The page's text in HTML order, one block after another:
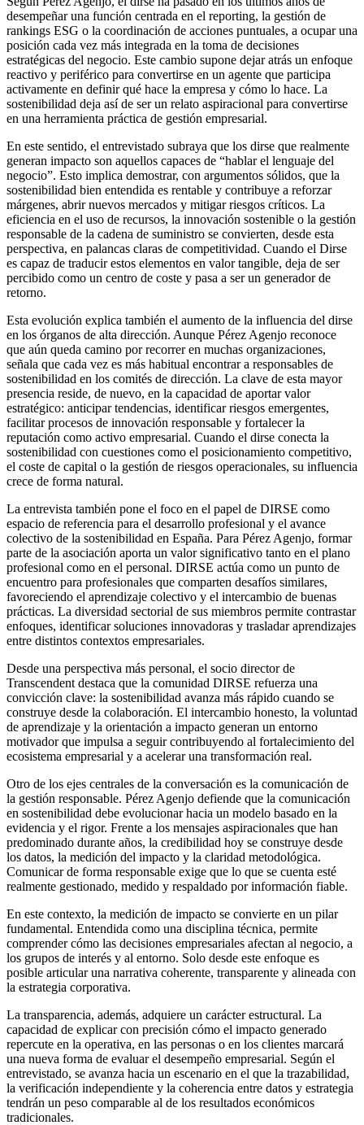
desempeñar una función centrada en el reporting, la gestión de
rankings ESG o la coordinación de acciones puntuales, a ocupar una
posición cada vez más integrada en la toma de decisiones
estratégicas del negocio. Este cambio supone dejar atrás un enfoque
reactivo y periférico para convertirse en un agente que participa
activamente en definir qué hace la empresa y cómo lo hace. La
sostenibilidad deja así de ser un relato aspiracional para convertirse
en una herramienta práctica de gestión empresarial.
En este sentido, el entrevistado subraya que los dirse que realmente
generan impacto son aquellos capaces de “hablar el lenguaje del
negocio”. Esto implica demostrar, con argumentos sólidos, que la
sostenibilidad bien entendida es rentable y contribuye a reforzar
márgenes, abrir nuevos mercados y mitigar riesgos críticos. La
eficiencia en el uso de recursos, la innovación sostenible o la gestión
responsable de la cadena de suministro se convierten, desde esta
perspectiva, en palancas claras de competitividad. Cuando el Dirse
es capaz de traducir estos elementos en valor tangible, deja de ser
percibido como un centro de coste y pasa a ser un generador de
retorno.
Esta evolución explica también el aumento de la influencia del dirse
en los órganos de alta dirección. Aunque Pérez Agenjo reconoce
que aún queda camino por recorrer en muchas organizaciones,
señala que cada vez es más habitual encontrar a responsables de
sostenibilidad en los comités de dirección. La clave de esta mayor
presencia reside, de nuevo, en la capacidad de aportar valor
estratégico: anticipar tendencias, identificar riesgos emergentes,
facilitar procesos de innovación responsable y fortalecer la
reputación como activo empresarial. Cuando el dirse conecta la
sostenibilidad con cuestiones como el posicionamiento competitivo,
el coste de capital o la gestión de riesgos operacionales, su influencia
crece de forma natural.
La entrevista también pone el foco en el papel de DIRSE como
espacio de referencia para el desarrollo profesional y el avance
colectivo de la sostenibilidad en España. Para Pérez Agenjo, formar
parte de la asociación aporta un valor significativo tanto en el plano
profesional como en el personal. DIRSE actúa como un punto de
encuentro para profesionales que comparten desafíos similares,
favoreciendo el aprendizaje colectivo y el intercambio de buenas
prácticas. La diversidad sectorial de sus miembros permite contrastar
enfoques, identificar soluciones innovadoras y trasladar aprendizajes
entre distintos contextos empresariales.
Desde una perspectiva más personal, el socio director de
Transcendent destaca que la comunidad DIRSE refuerza una
convicción clave: la sostenibilidad avanza más rápido cuando se
construye desde la colaboración. El intercambio honesto, la voluntad
de aprendizaje y la orientación a impacto generan un entorno
motivador que impulsa a seguir contribuyendo al fortalecimiento del
ecosistema empresarial y a acelerar una transformación real.
Otro de los ejes centrales de la conversación es la comunicación de
la gestión responsable. Pérez Agenjo defiende que la comunicación
en sostenibilidad debe evolucionar hacia un modelo basado en la
evidencia y el rigor. Frente a los mensajes aspiracionales que han
predominado durante años, la credibilidad hoy se construye desde
los datos, la medición del impacto y la claridad metodológica.
Comunicar de forma responsable exige que lo que se cuenta esté
realmente gestionado, medido y respaldado por información fiable.
En este contexto, la medición de impacto se convierte en un pilar
fundamental. Entendida como una disciplina técnica, permite
comprender cómo las decisiones empresariales afectan al negocio, a
los grupos de interés y al entorno. Solo desde este enfoque es
posible articular una narrativa coherente, transparente y alineada con
la estrategia corporativa.
La transparencia, además, adquiere un carácter estructural. La
capacidad de explicar con precisión cómo el impacto generado
repercute en la operativa, en las personas o en los clientes marcará
una nueva forma de evaluar el desempeño empresarial. Según el
entrevistado, se avanza hacia un escenario en el que la trazabilidad,
la verificación independiente y la coherencia entre datos y estrategia
tendrán un peso comparable al de los resultados económicos
tradicionales.